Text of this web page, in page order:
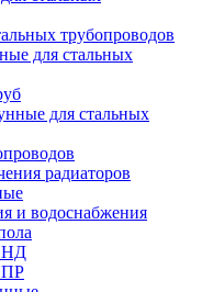
трубопроводов
для стальных
для стальных
радиаторов
и водоснабжения